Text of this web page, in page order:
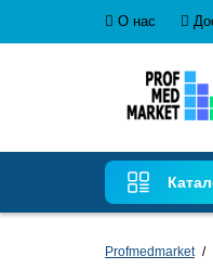
О нас
Profmedmarket